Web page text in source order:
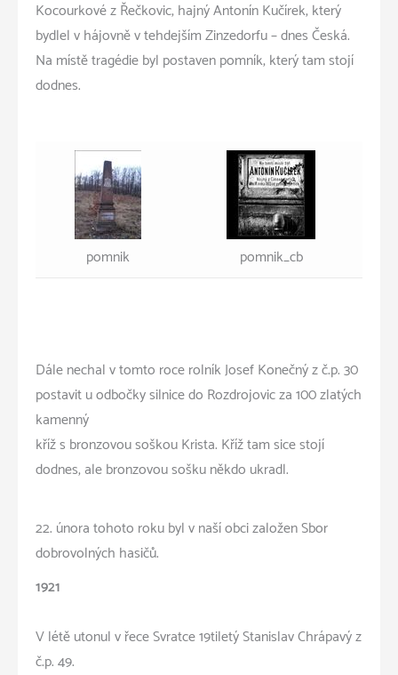
Kocourkové z Řečkovic, hajný Antonín Kučírek, který
bydlel v hájovně v tehdejším Zinzedorfu – dnes Česká.
Na místě tragédie byl postaven pomník, který tam stojí
dodnes.
pomnik pomnik_cb
Dále nechal v tomto roce rolník Josef Konečný z č.p. 30
postavit u odbočky silnice do Rozdrojovic za 100 zlatých
kamenný
kříž s bronzovou soškou Krista. Kříž tam sice stojí
dodnes, ale bronzovou sošku někdo ukradl.
22. února tohoto roku byl v naší obci založen Sbor
dobrovolných hasičů.
1921
V létě utonul v řece Svratce 19tiletý Stanislav Chrápavý z
č.p. 49.